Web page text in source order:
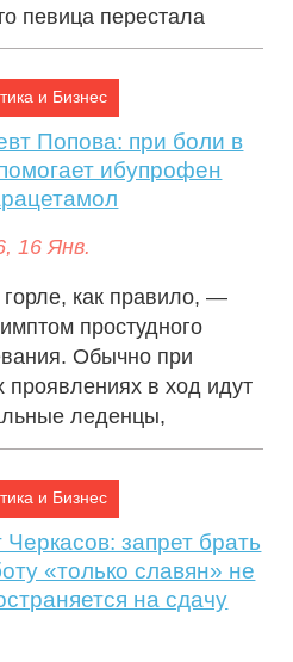
певица перестала
...
и Бизнес
Попова: при боли в
ибупрофен
16 Янв.
как правило, —
простудного
Обычно при
проявлениях в ход идут
леденцы,
или полоска...
и Бизнес
запрет брать
«только славян» не
на сдачу